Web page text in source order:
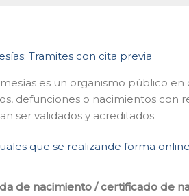
Tramites con cita previa
es un organismo público
defunciones o nacimientos con
ser validados y acreditados.
que se realizande forma
de nacimiento / certificado de